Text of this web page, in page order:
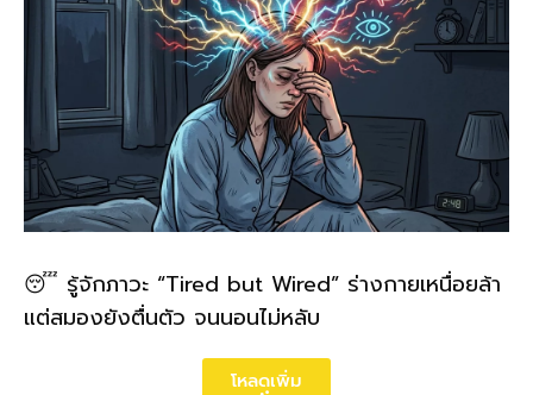
😴 รู้จักภาวะ “Tired but Wired” ร่างกายเหนื่อยล้า
แต่สมองยังตื่นตัว จนนอนไม่หลับ
โหลดเพิ่ม